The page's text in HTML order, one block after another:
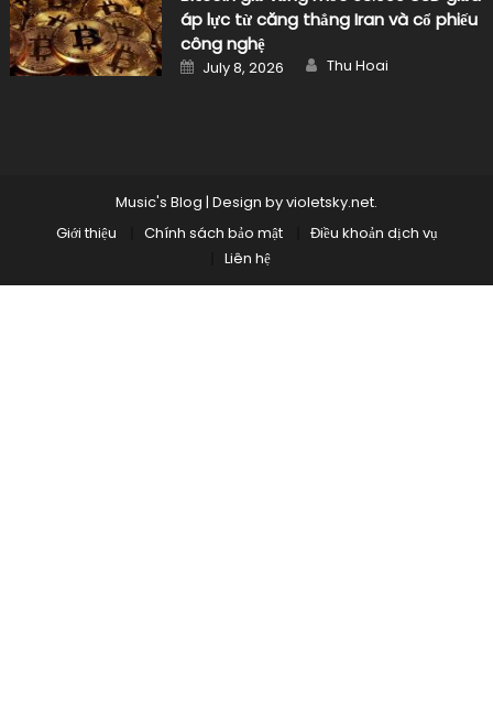
áp lực từ căng thẳng Iran và cổ phiếu
công nghệ
Posted
on
July 8, 2026 Author
Thu Hoai
Music's Blog | Design byvioletsky.net.
Giới thiệu
Chính sách bảo mật
Điều khoản dịch vụ
Liên hệ